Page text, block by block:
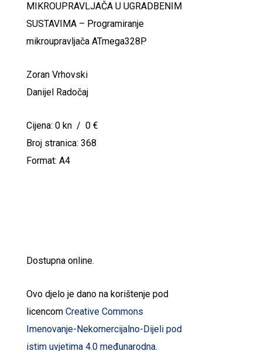
MIKROUPRAVLJAČA U UGRADBENIM
SUSTAVIMA – Programiranje
mikroupravljača ATmega328P
Zoran Vrhovski
Danijel Radočaj
Cijena: 0 kn / 0 €
Broj stranica: 368
Format: A4
Dostupna online.
Ovo djelo je dano na korištenje pod
licencom Creative Commons
Imenovanje-Nekomercijalno-Dijeli pod
istim uvjetima 4.0 međunarodna.